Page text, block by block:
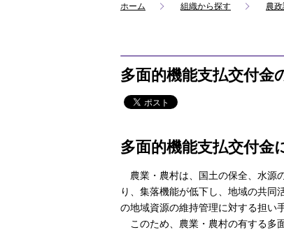
ホーム 組織から探す 農
多面的機能支払交付金
多面的機能支払交付金
農業・農村は、国土の保全、水源
り、集落機能が低下し、地域の共
の地域資源の維持管理に対する担い
このため、農業・農村の有する多